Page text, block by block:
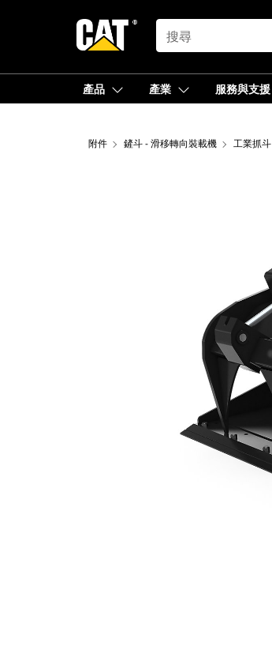
SEARCH
產品 產業 服務與支援
附件 鏟斗 - 滑移轉向裝載機 工業抓斗